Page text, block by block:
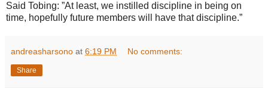
Said Tobing: ”At least, we instilled discipline in being on
time, hopefully future members will have that discipline.”
andreasharsono at 6:19 PM No comments:
Share